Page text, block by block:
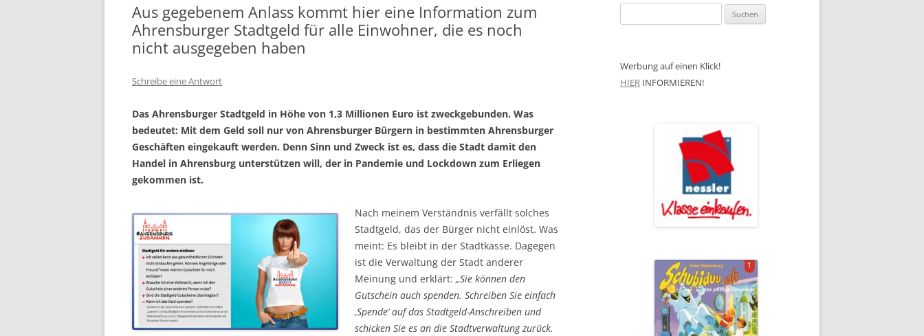
Aus gegebenem Anlass kommt hier eine Information zum
Ahrensburger Stadtgeld für alle Einwohner, die es noch
nicht ausgegeben haben
Schreibe eine Antwort
Das Ahrensburger Stadtgeld in Höhe von 1,3 Millionen Euro ist zweckgebunden. Was
bedeutet: Mit dem Geld soll nur von Ahrensburger Bürgern in bestimmten Ahrensburger
Geschäften eingekauft werden. Denn Sinn und Zweck ist es, dass die Stadt damit den
Handel in Ahrensburg unterstützen will, der in Pandemie und Lockdown zum Erliegen
gekommen ist.
Nach meinem Verständnis verfällt solches
Stadtgeld, das der Bürger nicht einlöst. Was
meint: Es bleibt in der Stadtkasse. Dagegen
ist die Verwaltung der Stadt anderer
Meinung und erklärt: „Sie können den
Gutschein auch spenden. Schreiben Sie einfach
‚Spende’ auf das Stadtgeld-Anschreiben und
schicken Sie es an die Stadtverwaltung zurück.
nach:
Werbung auf einen Klick!
HIER INFORMIEREN!